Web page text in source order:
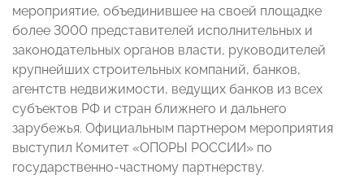
мероприятие, объединившее на своей площадке
более 3000 представителей исполнительных и
законодательных органов власти, руководителей
крупнейших строительных компаний, банков,
агентств недвижимости, ведущих банков из всех
субъектов РФ и стран ближнего и дальнего
зарубежья. Официальным партнером мероприятия
выступил Комитет «ОПОРЫ РОССИИ» по
государственно-частному партнерству.